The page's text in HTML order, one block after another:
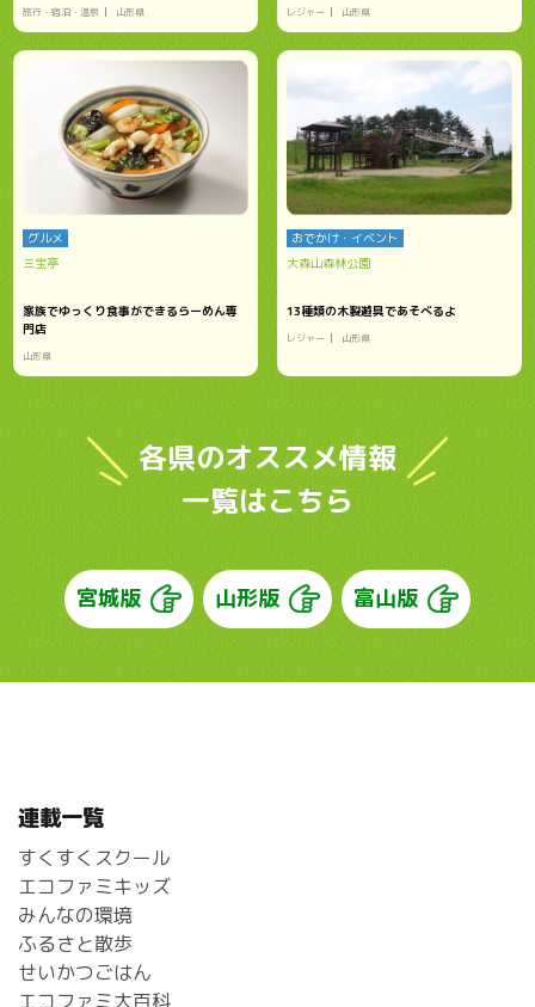
旅行・宿泊・温泉 山形県 レジャー 山形県
グルメ
三宝亭
家族でゆっくり食事ができるらーめん専
門店
山形県
おでかけ・イベント
大森山森林公園
13種類の木製遊具であそべるよ
レジャー 山形県
各県のオススメ情報
一覧はこちら
宮城版 山形版 富山版
連載一覧
すくすくスクール
エコファミキッズ
みんなの環境
ふるさと散歩
せいかつごはん
エコファミ大百科